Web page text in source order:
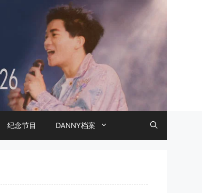
纪念节目 DANNY档案